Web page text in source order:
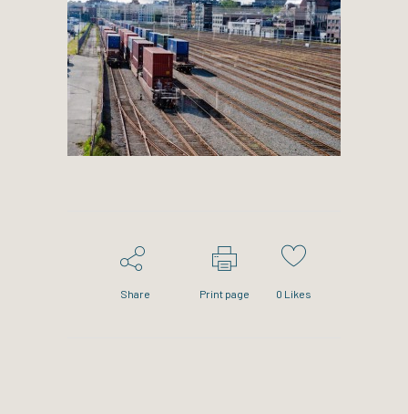
Share Print page 0 Likes